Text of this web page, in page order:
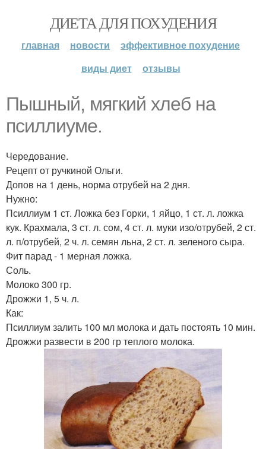
ДИЕТА ДЛЯ ПОХУДЕНИЯ
главная новости
эффективное похудение
виды диет
отзывы
Пышный, мягкий хлеб на
псиллиуме.
Чередование.
Рецепт от ручкиной Ольги.
Допов на 1 день, норма отрубей на 2 дня.
Нужно:
Псиллиум 1 ст. Ложка без Горки, 1 яйцо, 1 ст. л. ложка
кук. Крахмала, 3 ст. л. сом, 4 ст. л. муки изо/отрубей, 2 ст.
л. п/отрубей, 2 ч. л. семян льна, 2 ст. л. зеленого сыра.
Фит парад - 1 мерная ложка.
Соль.
Молоко 300 гр.
Дрожжи 1, 5 ч. л.
Как:
Псиллиум залить 100 мл молока и дать постоять 10 мин.
Дрожжи развести в 200 гр теплого молока.